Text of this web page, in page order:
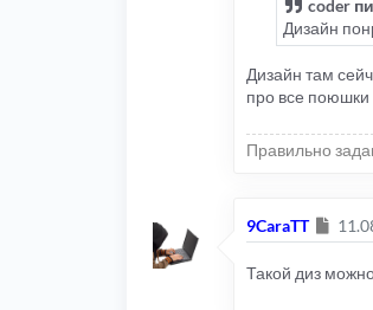
coder
Дизайн
Дизайн там
про все поюшки
Правильно
9CaraTT
Такой диз